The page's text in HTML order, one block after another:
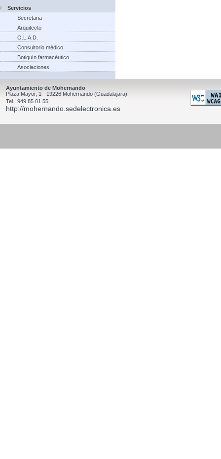
Servicios
Secretaria
Arquitecto
O.L.A.D.
Consultorio médico
Botiquín farmacéutico
Asociaciones
Ayuntamiento de Mohernando
Plaza Mayor, 1 - 19226 Mohernando (Guadalajara)
Tel.: 949 85 01 55
http://mohernando.sedelectronica.es